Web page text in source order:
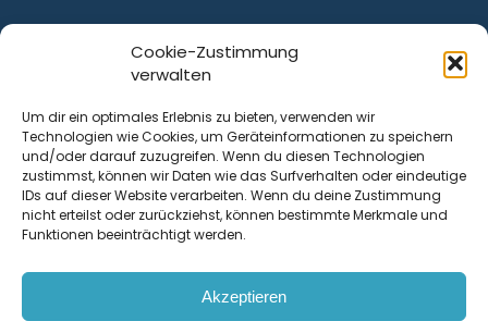
Cookie-Zustimmung
verwalten
Um dir ein optimales Erlebnis zu bieten, verwenden wir
Technologien wie Cookies, um Geräteinformationen zu speichern
und/oder darauf zuzugreifen. Wenn du diesen Technologien
zustimmst, können wir Daten wie das Surfverhalten oder eindeutige
IDs auf dieser Website verarbeiten. Wenn du deine Zustimmung
nicht erteilst oder zurückziehst, können bestimmte Merkmale und
Funktionen beeinträchtigt werden.
Akzeptieren
ist ein Service von
Krenn Real GmbH
Tischlerstraße 12
4050Traun| Österreich
Kontakt